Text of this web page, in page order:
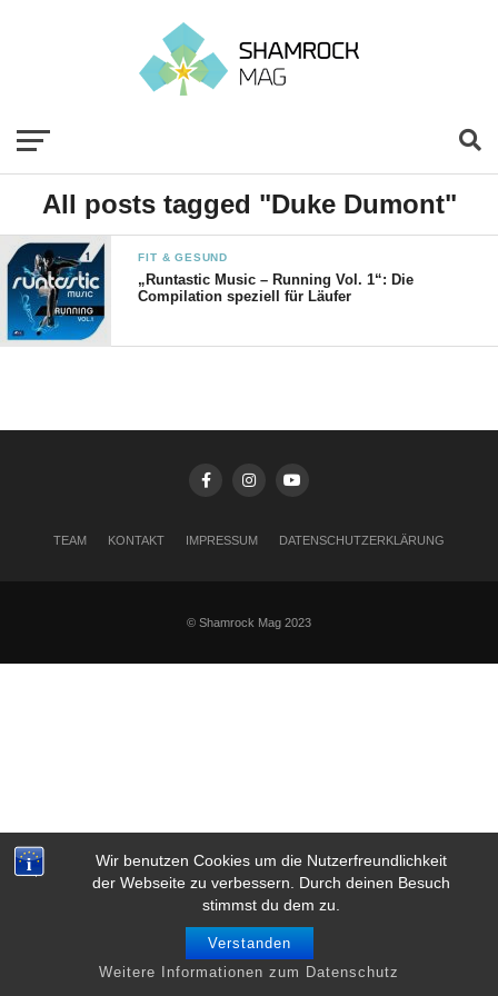
Wir benutzen Cookies um die Nutzerfreundlichkeit
der Webseite zu verbessern. Durch deinen Besuch
stimmst du dem zu.
Verstanden
Weitere Informationen zum Datenschutz
All posts tagged "Duke Dumont"
FIT & GESUND
„Runtastic Music – Running Vol. 1“: Die
Compilation speziell für Läufer
TEAM KONTAKT IMPRESSUM DATENSCHUTZERKLÄRUNG
© Shamrock Mag 2023